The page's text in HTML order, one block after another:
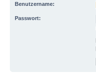
Benutzername:
Passwort: